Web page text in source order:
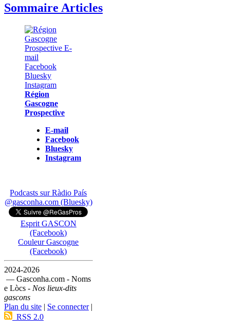
Sommaire Articles
Région
Gascogne
Prospective
E-mail
Facebook
Bluesky
Instagram
Podcasts sur Ràdio País
@gasconha.com (Bluesky)
Esprit GASCON
(Facebook)
Couleur Gascogne
(Facebook)
2024-2026
— Gasconha.com - Noms
e Lòcs - Nos lieux-dits
gascons
Plan du site | Se connecter|
RSS 2.0